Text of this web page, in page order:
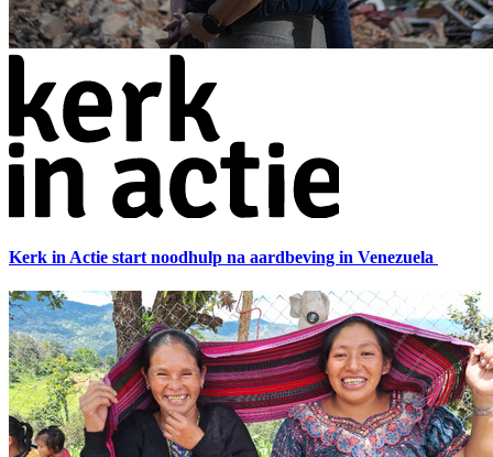
Kerk in Actie start noodhulp na aardbeving in Venezuela